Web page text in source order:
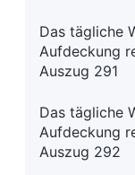
Das tägliche
Aufdeckung
Auszug 291
Das tägliche
Aufdeckung
Auszug 292